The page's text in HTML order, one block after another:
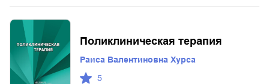
Поликлиническая терапия
Раиса Валентиновна Хурса
5